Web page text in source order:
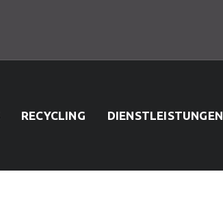
RECYCLING DIENSTLEISTUNGEN